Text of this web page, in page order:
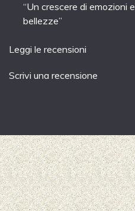
“Un crescere di emozioni e
bellezze”
Leggi le recensioni
Scrivi una recensione